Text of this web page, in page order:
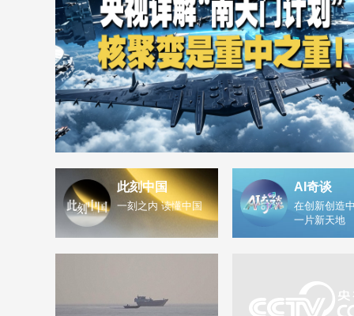
此刻中国
一刻之内 读懂中国
AI奇谈
在创新创造
一片新天地